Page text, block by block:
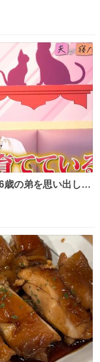
ともSOSが伝わっ
じゃくる娘に自分
。 その後、娘は旦
歳の弟を思い出しな